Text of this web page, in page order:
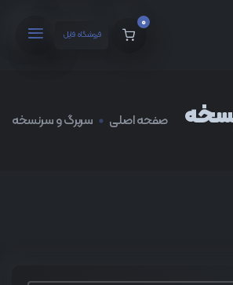
0
فروشگاه فایل
صفحه اصلی سربرگ و سرنسخه